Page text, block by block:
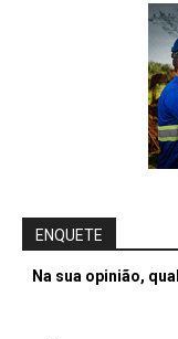
ENQUETE
Na sua opinião,